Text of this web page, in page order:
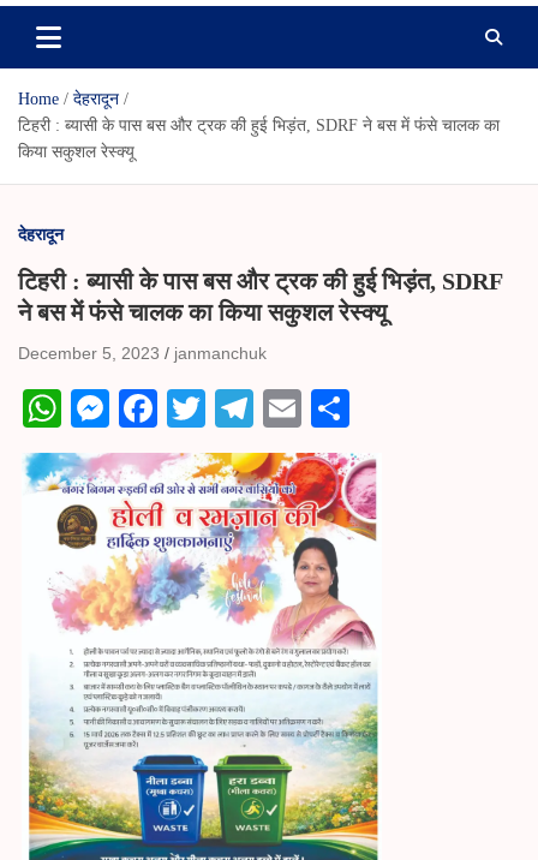
Home
देहरादून
टिहरी : ब्यासी के पास बस और ट्रक की हुई भिड़ंत, SDRF ने बस में फंसे चालक का
किया सकुशल रेस्क्यू
देहरादून
टिहरी : ब्यासी के पास बस और ट्रक की हुई भिड़ंत, SDRF
ने बस में फंसे चालक का किया सकुशल रेस्क्यू
December 5, 2023 janmanchuk
W
ha
ts
A
pp
M
es
se
ng
er
Fa
ce
bo
ok
T
wi
tte
r
Te
le
gr
a
m
E
m
ail
ha
re